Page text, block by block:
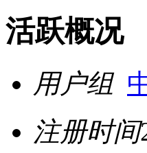
活跃概况
用户组
注册时间